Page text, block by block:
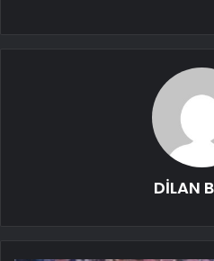
DİLAN